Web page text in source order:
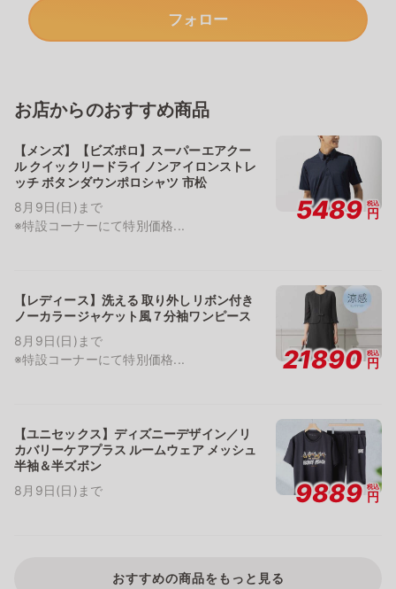
フォロー
お店からのおすすめ商品
【メンズ】【ビズポロ】スーパーエアクー
ル クイックリードライ ノンアイロンストレ
ッチ ボタンダウンポロシャツ 市松
8月9日(日)まで
※特設コーナーにて特別価格...
5489 税込
円
【レディース】洗える 取り外しリボン付き
ノーカラージャケット風７分袖ワンピース
8月9日(日)まで
※特設コーナーにて特別価格...
21890 税込
円
【ユニセックス】ディズニーデザイン／リ
カバリーケアプラス ルームウェア メッシュ
半袖＆半ズボン
8月9日(日)まで
9889 税込
円
おすすめの商品をもっと見る